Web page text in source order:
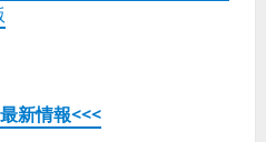
新情報<<<